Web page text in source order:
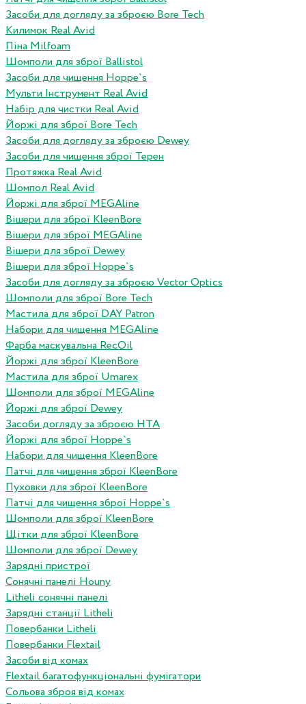
Засоби для догляду за зброєю Bore Tech
Килимок Real Avid
Піна Milfoam
Шомполи для зброї Ballistol
Засоби для чищення Hoppe`s
Мульти Інструмент Real Avid
Набір для чистки Real Avid
Йоржі для зброї Bore Tech
Засоби для догляду за зброєю Dewey
Засоби для чищення зброї Терен
Протяжка Real Avid
Шомпол Real Avid
Йоржі для зброї MEGAline
Вішери для зброї KleenBore
Вішери для зброї MEGAline
Вішери для зброї Dewey
Вішери для зброї Hoppe`s
Засоби для догляду за зброєю Vector Optics
Шомполи для зброї Bore Tech
Мастила для зброї DAY Patron
Набори для чищення MEGAline
Фарба маскувальна RecOil
Йоржі для зброї KleenBore
Мастила для зброї Umarex
Шомполи для зброї MEGAline
Йоржі для зброї Dewey
Засоби догляду за зброєю HTA
Йоржі для зброї Hoppe`s
Набори для чищення KleenBore
Патчі для чищення зброї KleenBore
Пуховки для зброї KleenBore
Патчі для чищення зброї Hoppe`s
Шомполи для зброї KleenBore
Щітки для зброї KleenBore
Шомполи для зброї Dewey
Зарядні пристрої
Сонячні панелі Houny
Litheli сонячні панелі
Зарядні станції Litheli
Повербанки Litheli
Повербанки Flextail
Засоби від комах
Flextail багатофункціональні фумігатори
Сольова зброя від комах